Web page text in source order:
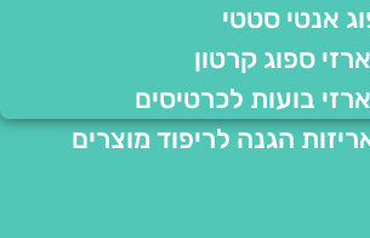
אנטי סטטי
ספוג קרטון
בועות לכרטיסים
הגנה לריפוד מוצרים